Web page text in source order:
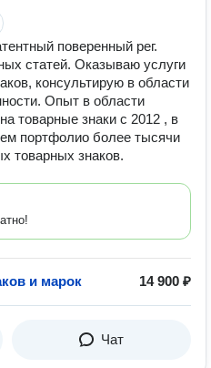
поверенный рег.
статей. Оказываю услуги
консультирую в области
Опыт в области
товарные знаки с 2012 , в
портфолио более тысячи
товарных знаков.
и марок 14 900 ₽
Чат